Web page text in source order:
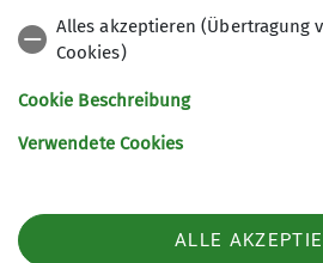
dürfen jetzt selbst trainieren
Gratulation 🎈🎊
Alles akzeptieren (Übertragung
Cookies)
Cookie Beschreibung
Verwendete Cookies
ALLE